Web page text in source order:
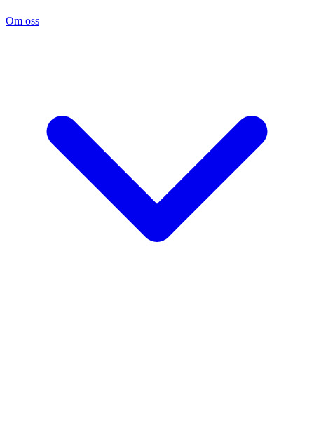
Om oss